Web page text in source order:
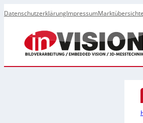
DatenschutzerklärungImpressum